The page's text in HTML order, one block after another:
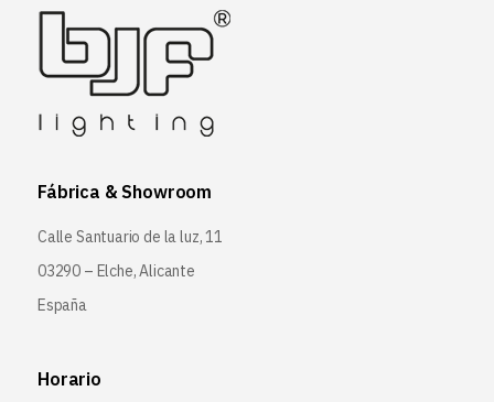
Fábrica & Showroom
Calle Santuario de la luz, 11
03290 – Elche, Alicante
España
Horario